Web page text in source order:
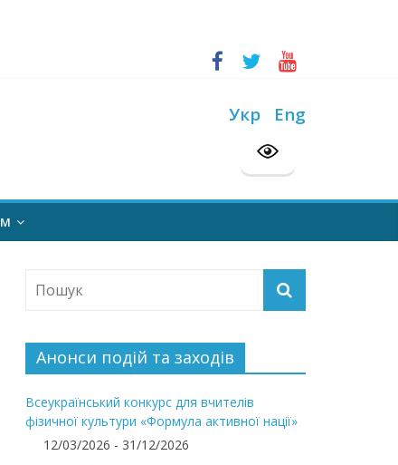
2026/2027 н. р.
Укр Eng
Анонси подій та заходів
Всеукраїнський конкурс для вчителів
фізичної культури «Формула активної нації»
12/03/2026 - 31/12/2026